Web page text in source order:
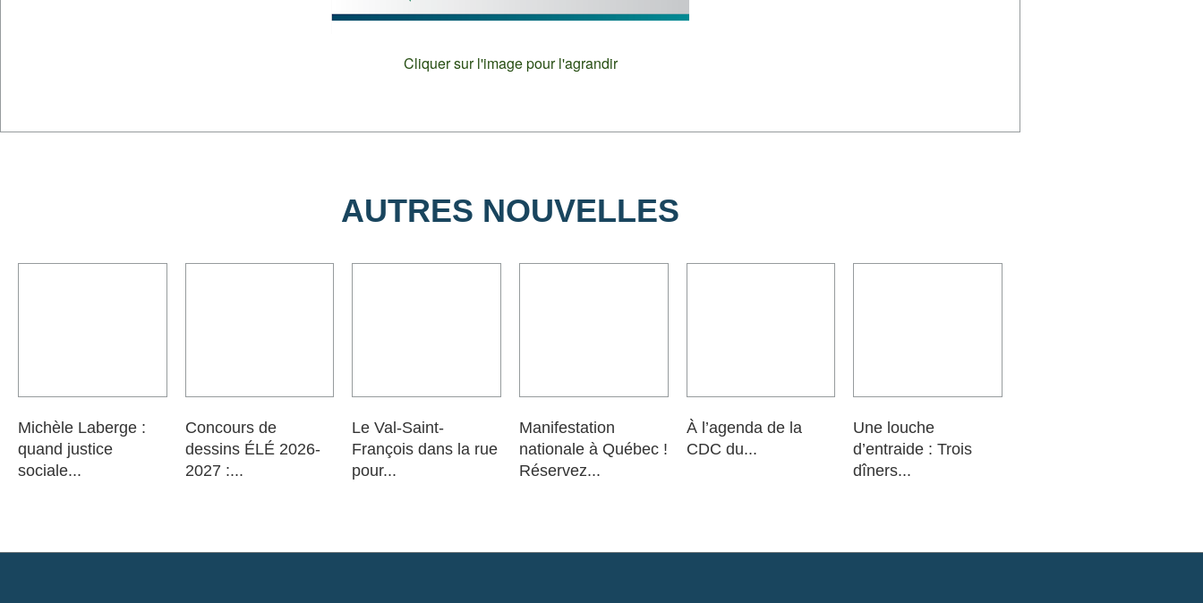
Cliquer sur l'image pour l'agrandir
AUTRES NOUVELLES
Michèle Laberge :
quand justice
sociale...
Concours de
dessins ÉLÉ 2026-
2027 :...
Le Val-Saint-
François dans la rue
pour...
Manifestation
nationale à Québec !
Réservez...
À l’agenda de la
CDC du...
Une louche
d’entraide : Trois
dîners...